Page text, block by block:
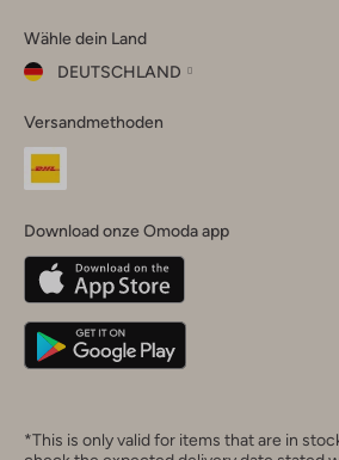
Instagram
Facebook
TikTok
Wähle dein Land
DEUTSCHLAND
dein
Land
Belgique(Français)
Deutschland
Versandmethoden
Download onze Omoda app
*This is only valid for items that are in